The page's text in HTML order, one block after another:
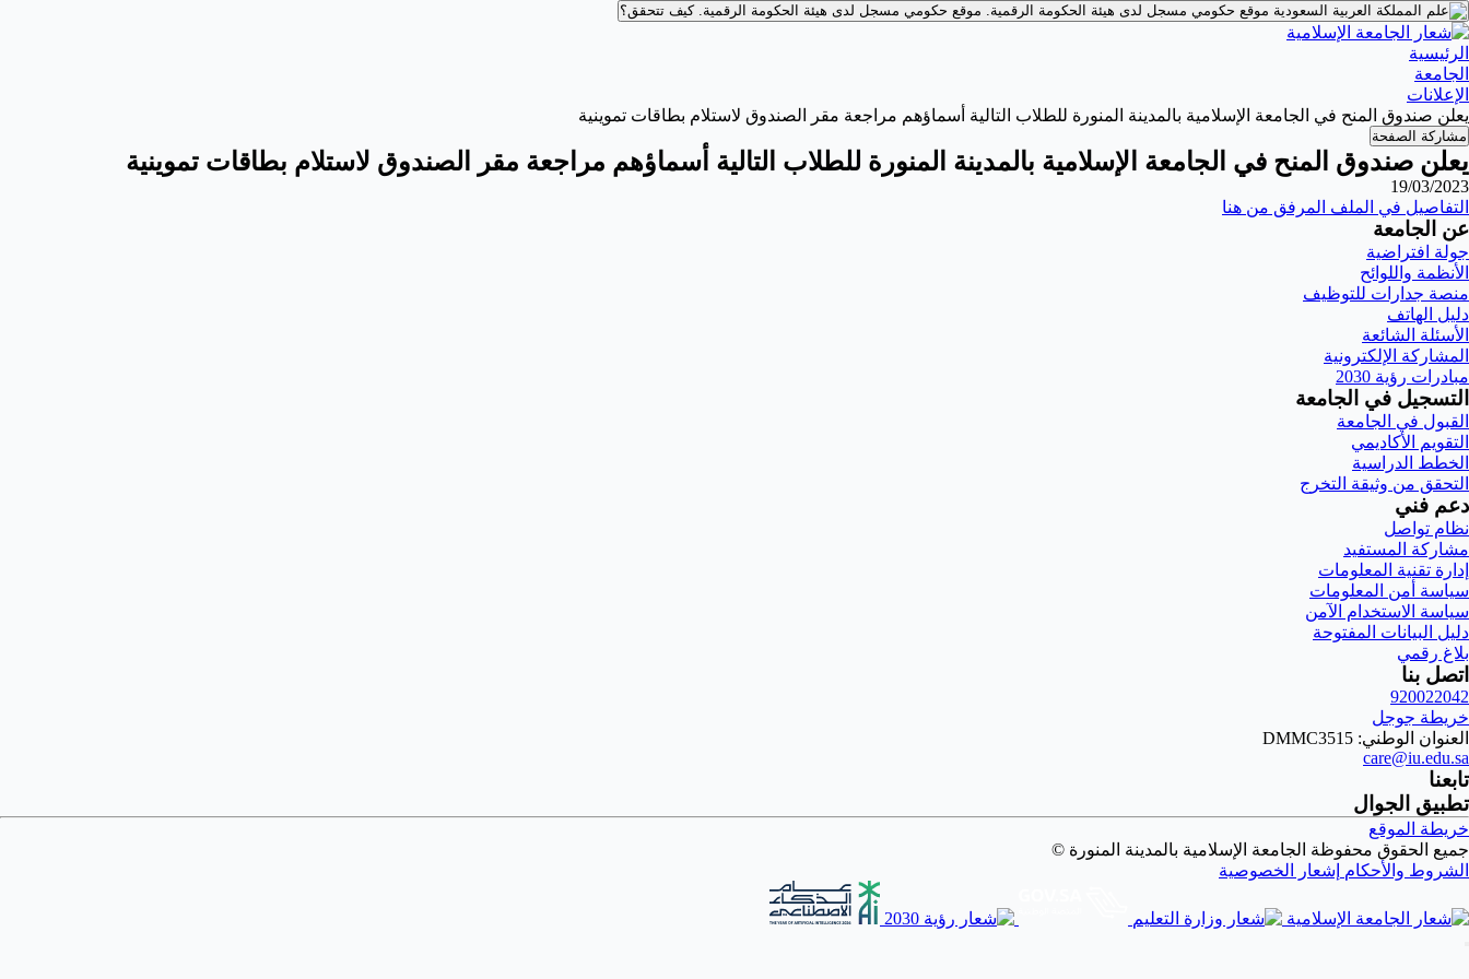
موقع حكومي مسجل لدى هيئة الحكومة الرقمية. موقع حكومي مسجل لدى هيئة الحكومة الرقمية.كيف تتحقق؟
الرئيسية
الجامعة
الإعلانات
يعلن صندوق المنح في الجامعة الإسلامية بالمدينة المنورة للطلاب التالية أسماؤهم مراجعة مقر الصندوق لاستلام بطاقات تموينية
مشاركة الصفحة
يعلن صندوق المنح في الجامعة الإسلامية بالمدينة المنورة للطلاب التالية أسماؤهم مراجعة مقر الصندوق لاستلام بطاقات تموينية
19/03/2023
التفاصيل في الملف المرفق من هنا
عن الجامعة
جولة افتراضية
الأنظمة واللوائح
منصة جدارات للتوظيف
دليل الهاتف
الأسئلة الشائعة
المشاركة الإلكترونية
مبادرات رؤية 2030
التسجيل في الجامعة
القبول في الجامعة
التقويم الأكاديمي
الخطط الدراسية
التحقق من وثيقة التخرج
دعم فني
نظام تواصل
مشاركة المستفيد
إدارة تقنية المعلومات
سياسة أمن المعلومات
سياسة الاستخدام الآمن
دليل البيانات المفتوحة
بلاغ رقمي
اتصل بنا
920022042
خريطة جوجل
العنوان الوطني: DMMC3515
care@iu.edu.sa
تابعنا
تطبيق الجوال
خريطة الموقع
جميع الحقوق محفوظة الجامعة الإسلامية بالمدينة المنورة ©
الشروط والأحكام إشعار الخصوصية